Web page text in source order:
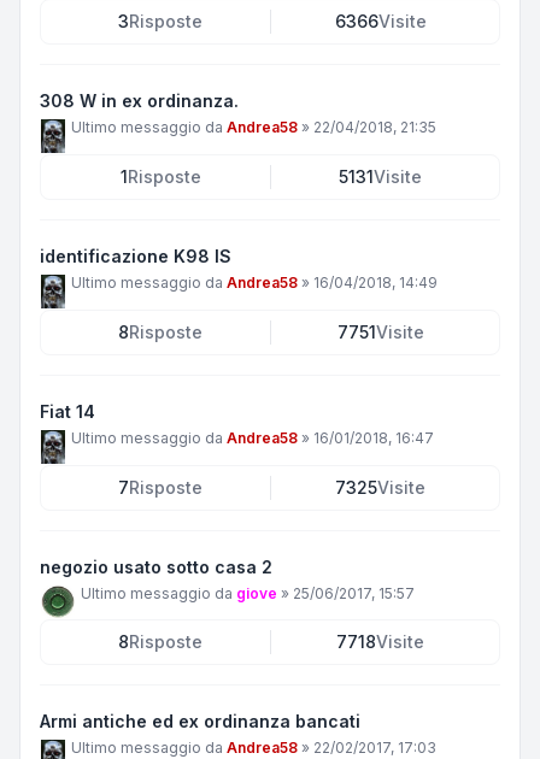
3Risposte 6366Visite
308 W in ex ordinanza.
Ultimo messaggio da Andrea58 » 22/04/2018, 21:35
1Risposte 5131Visite
identificazione K98 IS
Ultimo messaggio da Andrea58 » 16/04/2018, 14:49
8Risposte 7751Visite
Fiat 14
Ultimo messaggio da Andrea58 » 16/01/2018, 16:47
7Risposte 7325Visite
negozio usato sotto casa 2
Ultimo messaggio da giove » 25/06/2017, 15:57
8Risposte 7718Visite
Armi antiche ed ex ordinanza bancati
Ultimo messaggio da Andrea58 » 22/02/2017, 17:03